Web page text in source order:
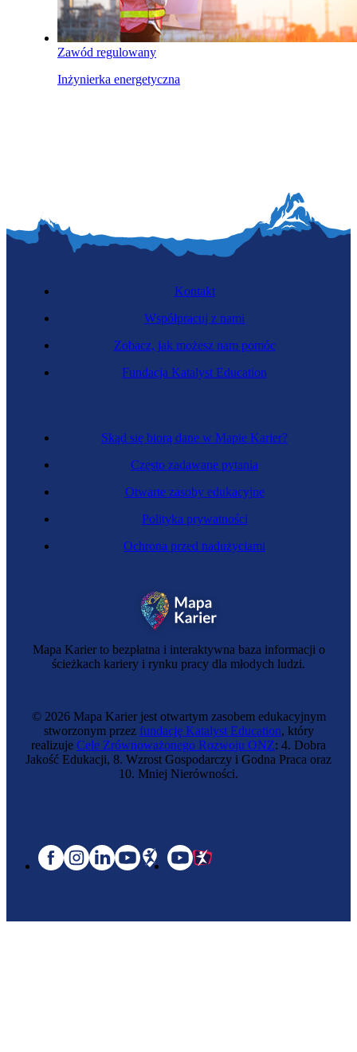
Zawód regulowany
Inżynierka energetyczna
Mapa Karier to bezpłatna i interaktywna baza informacji o
ścieżkach kariery i rynku pracy dla młodych ludzi.
Skąd się biorą dane w Mapie Karier?
Często zadawane pytania
Otwarte zasoby edukacyjne
Polityka prywatności
Ochrona przed nadużyciami
Kontakt
Współpracuj z nami
Zobacz, jak możesz nam pomóc
Fundacja Katalyst Education
© 2026 Mapa Karier jest otwartym zasobem edukacyjnym
stworzonym przez fundację Katalyst Education, który
realizuje Cele Zrównoważonego Rozwoju ONZ: 4. Dobra
Jakość Edukacji, 8. Wzrost Gospodarczy i Godna Praca oraz
10. Mniej Nierówności.